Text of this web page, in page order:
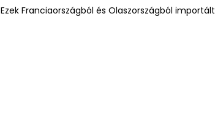
Ezek Franciaországból és Olaszországból